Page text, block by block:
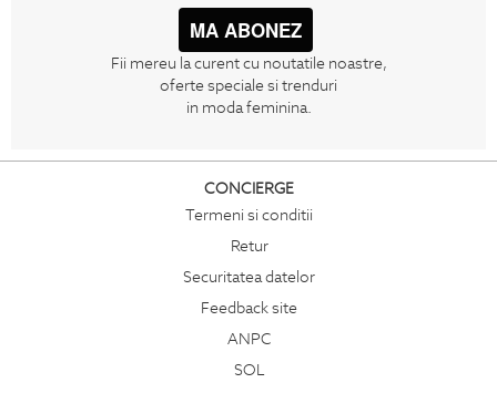
MA ABONEZ
Fii mereu la curent cu noutatile noastre,
oferte speciale si trenduri
in moda feminina.
CONCIERGE
Termeni si conditii
Retur
Securitatea datelor
Feedback site
ANPC
SOL